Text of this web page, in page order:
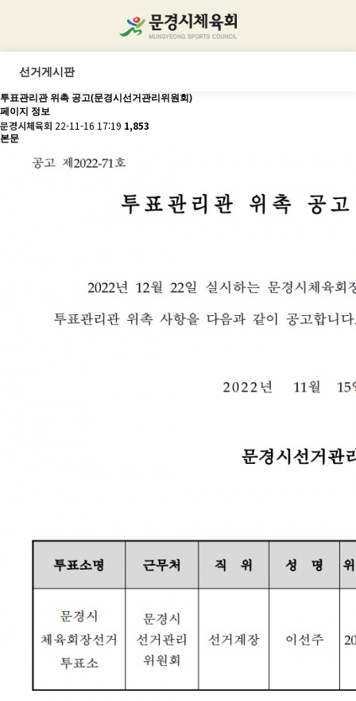
선거게시판
투표관리관 위촉 공고(문경시선거관리위원회)
페이지 정보
문경시체육회 22-11-16 17:19 1,853
본문